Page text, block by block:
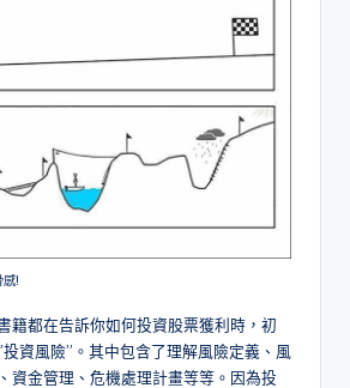
感!
籍都在告訴你如何投資股票獲利時，初
資風險”。其中包含了理解風險定義、風
資金管理、危機處理計畫等等。因為投